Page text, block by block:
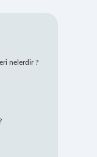
nelerdir ?